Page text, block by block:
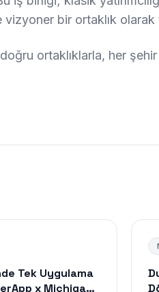
bir ortaklık olarak
ortaklıklarla, her
Tek Uygulama
x Michigan